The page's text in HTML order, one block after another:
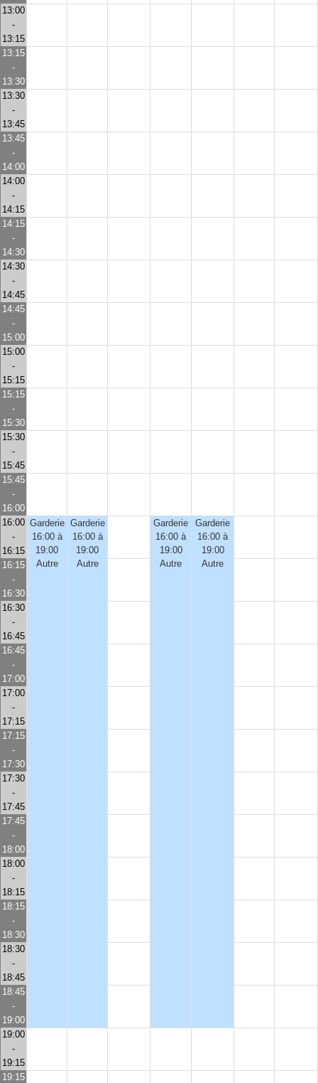
13:00
-
13:15
13:15
-
13:30
13:30
-
13:45
13:45
-
14:00
14:00
-
14:15
14:15
-
14:30
14:30
-
14:45
14:45
-
15:00
15:00
-
15:15
15:15
-
15:30
15:30
-
15:45
15:45
-
16:00
16:00
-
16:15
Garderie
16:00 à
19:00
Autre
Garderie
16:00 à
19:00
Autre
Garderie
16:00 à
19:00
Autre
Garderie
16:00 à
19:00
Autre
16:15
-
16:30
16:30
-
16:45
16:45
-
17:00
17:00
-
17:15
17:15
-
17:30
17:30
-
17:45
17:45
-
18:00
18:00
-
18:15
18:15
-
18:30
18:30
-
18:45
18:45
-
19:00
19:00
-
19:15
19:15